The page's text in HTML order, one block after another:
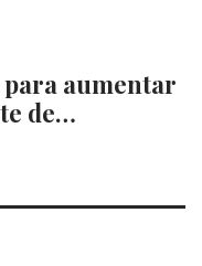
para aumentar
de…